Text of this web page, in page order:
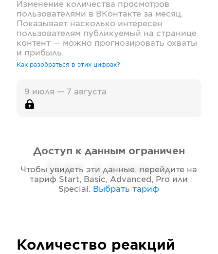
Изменение количества просмотров
пользователями в ВКонтакте за месяц.
Показывает насколько интересен
пользователям публикуемый на странице
контент — можно прогнозировать охваты
и прибыль.
Как разобраться в этих цифрах?
9 июля — 7 августа
Нет данных
Доступ к данным ограничен
Чтобы увидеть эти данные, перейдите на
тариф Start, Basic, Advanced, Pro или
Special . Выбрать тариф
Количество реакций